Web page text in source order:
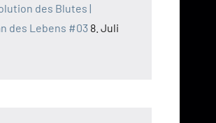
des Blutes |
des Lebens #03 8. Juli